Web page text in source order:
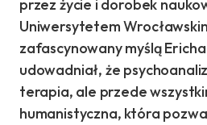
przez życie i dorobek
Uniwersytetem
zafascynowany myślą
udowadniał, że
terapia, ale przede
humanistyczna, która